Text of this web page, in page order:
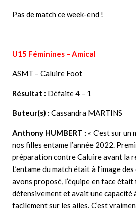
Pas de match ce week-end !
U15 Féminines – Amical
ASMT – Caluire Foot
Résultat : Défaite4 – 1
Buteur(s) : Cassandra MARTINS
Anthony HUMBERT : « C’est sur
nos filles entame l’année 2022.
préparation contre Caluire avant la
L’entame du match était à l’image
avons proposé, l’équipe en face
défensivement et avait une capacité
facilement sur les ailes. C’est